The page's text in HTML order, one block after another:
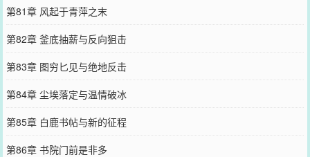
第81章 风起于青萍之末
第82章 釜底抽薪与反向狙击
第83章 图穷匕见与绝地反击
第84章 尘埃落定与温情破冰
第85章 白鹿书帖与新的征程
第86章 书院门前是非多